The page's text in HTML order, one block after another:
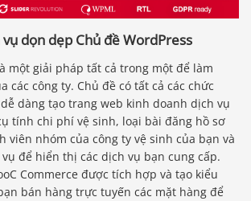
dọn dẹp Chủ đề WordPress
một giải pháp tất cả trong một để làm
các công ty. Chủ đề có tất cả các chức
dàng tạo trang web kinh doanh dịch vụ
tính chi phí vệ sinh, loại bài đăng hồ sơ
viên nhóm của công ty vệ sinh của bạn và
để hiển thị các dịch vụ bạn cung cấp.
Commerce được tích hợp và tạo kiểu
bán hàng trực tuyến các mặt hàng để